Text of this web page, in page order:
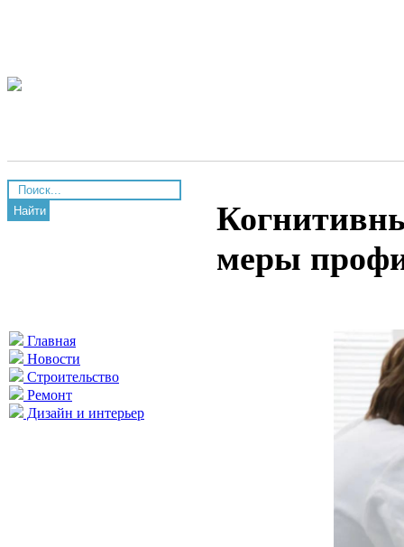
Найти
Главная
Новости
Строительство
Ремонт
Дизайн и интерьер
меры